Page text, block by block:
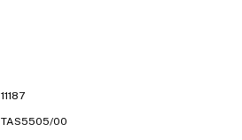
11187
TAS5505/00